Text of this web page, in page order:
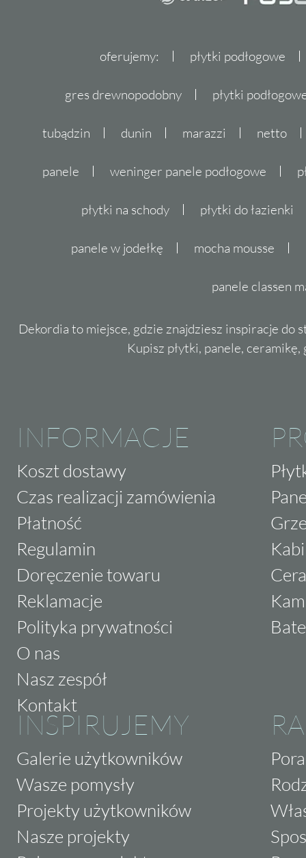
oferujemy: płytki podłogowe
gres drewnopodobny płytki
tubądzin dunin marazzi netto
panele weninger panele podłogowe
płytki na schody płytki do łazienki
panele w jodełkę mocha mousse
panele classen
Dekordia to miejsce, gdzie znajdziesz inspiracje do
Kupisz płytki, panele,
INFORMACJE
Koszt dostawy
Czas realizacji zamówienia
Płatność
Regulamin
Doręczenie towaru
Reklamacje
Polityka prywatności
O nas
Nasz zespół
Kontakt
INSPIRUJEMY
Galerie użytkowników
Wasze pomysły
Projekty użytkowników
Nasze projekty